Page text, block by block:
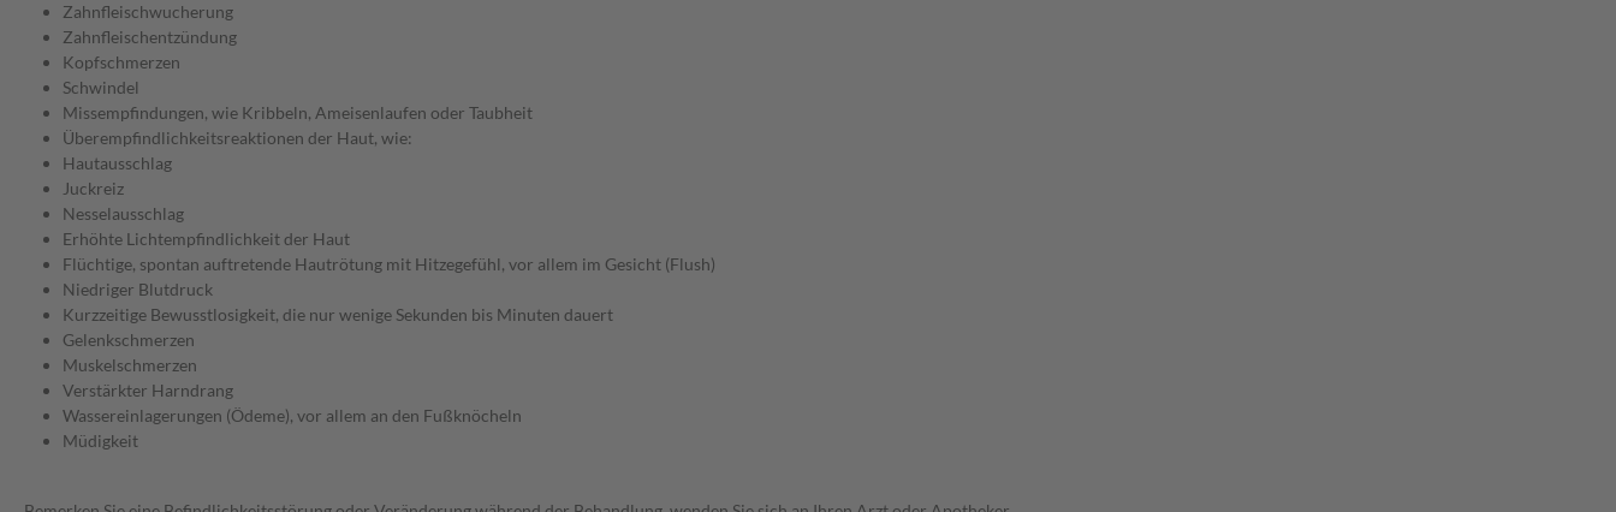
Zahnfleischwucherung
Zahnfleischentzündung
Kopfschmerzen
Schwindel
Missempfindungen, wie Kribbeln, Ameisenlaufen oder Taubheit
Überempfindlichkeitsreaktionen der Haut, wie:
Hautausschlag
Juckreiz
Nesselausschlag
Erhöhte Lichtempfindlichkeit der Haut
Flüchtige, spontan auftretende Hautrötung mit Hitzegefühl, vor allem im Gesicht (Flush)
Niedriger Blutdruck
Kurzzeitige Bewusstlosigkeit, die nur wenige Sekunden bis Minuten dauert
Gelenkschmerzen
Muskelschmerzen
Verstärkter Harndrang
Wassereinlagerungen (Ödeme), vor allem an den Fußknöcheln
Müdigkeit